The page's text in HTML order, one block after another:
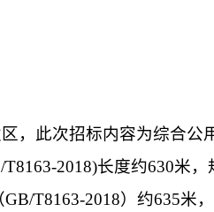
，此次招标内容为综合公
2018)长度约630米
T8163-2018）约635米